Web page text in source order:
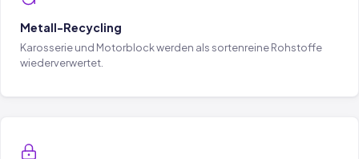
Metall-Recycling
Karosserie und Motorblock werden als sortenreine Rohstoffe
wiederverwertet.